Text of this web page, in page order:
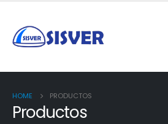
HOME PRODUCTOS
Productos